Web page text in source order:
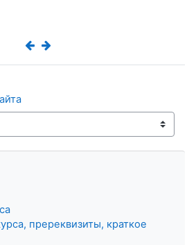
пререквизиты, краткое